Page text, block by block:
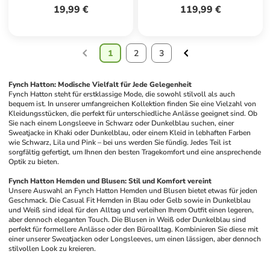
19,99 € 119,99 €
1 2 3
Fynch Hatton: Modische Vielfalt für Jede Gelegenheit
Fynch Hatton steht für erstklassige Mode, die sowohl stilvoll als auch
bequem ist. In unserer umfangreichen Kollektion finden Sie eine Vielzahl von
Kleidungsstücken, die perfekt für unterschiedliche Anlässe geeignet sind. Ob
Sie nach einem Longsleeve in Schwarz oder Dunkelblau suchen, einer
Sweatjacke in Khaki oder Dunkelblau, oder einem Kleid in lebhaften Farben
wie Schwarz, Lila und Pink – bei uns werden Sie fündig. Jedes Teil ist
sorgfältig gefertigt, um Ihnen den besten Tragekomfort und eine ansprechende
Optik zu bieten.
Fynch Hatton Hemden und Blusen: Stil und Komfort vereint
Unsere Auswahl an Fynch Hatton Hemden und Blusen bietet etwas für jeden
Geschmack. Die Casual Fit Hemden in Blau oder Gelb sowie in Dunkelblau
und Weiß sind ideal für den Alltag und verleihen Ihrem Outfit einen legeren,
aber dennoch eleganten Touch. Die Blusen in Weiß oder Dunkelblau sind
perfekt für formellere Anlässe oder den Büroalltag. Kombinieren Sie diese mit
einer unserer Sweatjacken oder Longsleeves, um einen lässigen, aber dennoch
stilvollen Look zu kreieren.